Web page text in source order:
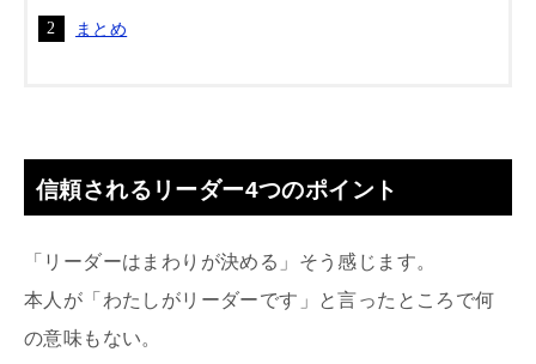
まとめ
信頼されるリーダー4つのポイント
「リーダーはまわりが決める」そう感じます。
本人が「わたしがリーダーです」と言ったところで何
の意味もない。